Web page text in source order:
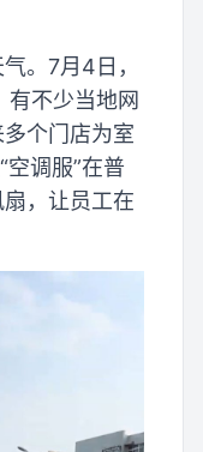
。7月4日，
不少当地网
个门店为室
空调服”在普
，让员工在